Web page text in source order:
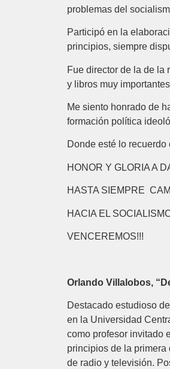
problemas del
Participó en la
principios, siempre
Fue director de la de
y libros muy
Me siento honrado de
formación política
Donde esté lo
HONOR Y GLORIA A
HASTA SIEMPRE
HACIA EL
VENCEREMOS!!!
Orlando Villalobos,
Destacado estudioso
en la Universidad
como profesor invitado
principios de la
de radio y televisión.